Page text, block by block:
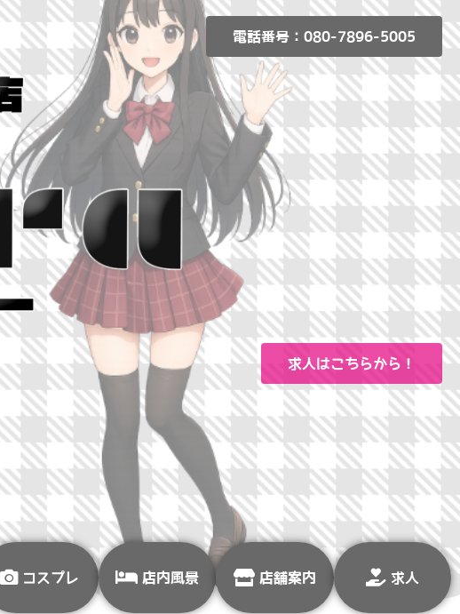
電話番号：080-7896-5005
求人はこちらから！
コスプレ 店内風景 店舗案内 求人